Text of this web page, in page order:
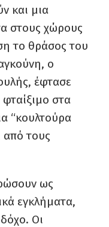
και μια
στους χώρους
το θράσος του
ο
έφτασε
στα
“κουλτούρα
από τους
ως
εγκλήματα,
Οι